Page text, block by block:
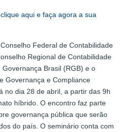
clique aqui e faça agora a sua
Federal de Contabilidade
Regional de Contabilidade
Brasil (RGB) e o
Governança e Compliance
no dia 28 de abril, a partir das 9h
híbrido. O encontro faz parte
governança pública que serão
do país. O seminário conta com